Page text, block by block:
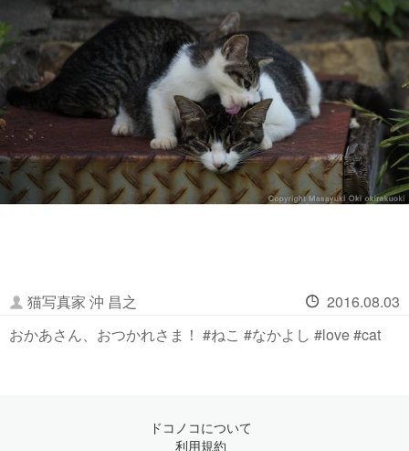
猫写真家 沖 昌之
2016.08.03
おかあさん、おつかれさま！ #ねこ #なかよし #love #cat
ドコノコについて
利用規約